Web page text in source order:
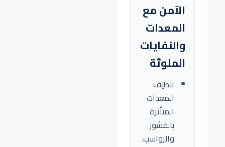
الآمن مع
المعدات
والنفايات
الملوثة
تنظيف
المعدات
المتأثرة
بالقشور
والرواسب.